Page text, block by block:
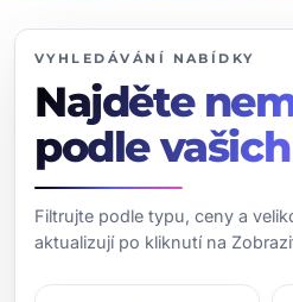
VYHLEDÁVÁNÍ NABÍDKY
Najděte
podle
Filtrujte podle typu, ceny a
aktualizují po kliknutí na